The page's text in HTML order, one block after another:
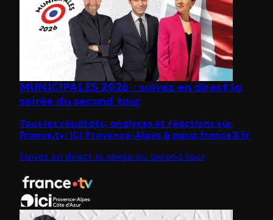
MUNICIPALES 2026 : suivez en direct la
soirée du second tour
Tous les résultats, analyses et réactions sur
France.tv, ICI Provence-Alpes & paca.france3.fr
Suivez en direct la soirée du second tour